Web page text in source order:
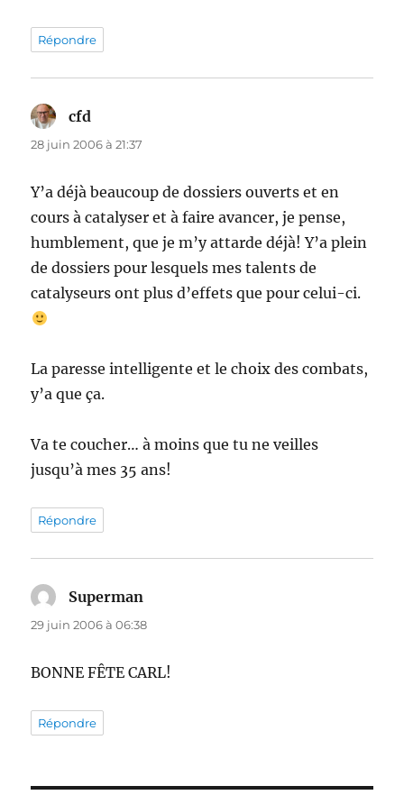
Répondre
cfd
28 juin 2006 à 21:37
Y’a déjà beaucoup de dossiers ouverts et en
cours à catalyser et à faire avancer, je pense,
humblement, que je m’y attarde déjà! Y’a plein
de dossiers pour lesquels mes talents de
catalyseurs ont plus d’effets que pour celui-ci.
La paresse intelligente et le choix des combats,
y’a que ça.
Va te coucher… à moins que tu ne veilles
jusqu’à mes 35 ans!
Répondre
Superman
29 juin 2006 à 06:38
BONNE FÊTE CARL!
Répondre